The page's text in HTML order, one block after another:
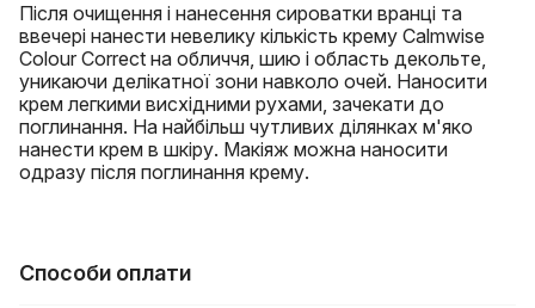
Після очищення і нанесення сироватки вранці та
ввечері нанести невелику кількість крему Calmwise
Colour Correct на обличчя, шию і область декольте,
уникаючи делікатної зони навколо очей. Наносити
крем легкими висхідними рухами, зачекати до
поглинання. На найбільш чутливих ділянках м'яко
нанести крем в шкіру. Макіяж можна наносити
одразу після поглинання крему.
Способи оплати